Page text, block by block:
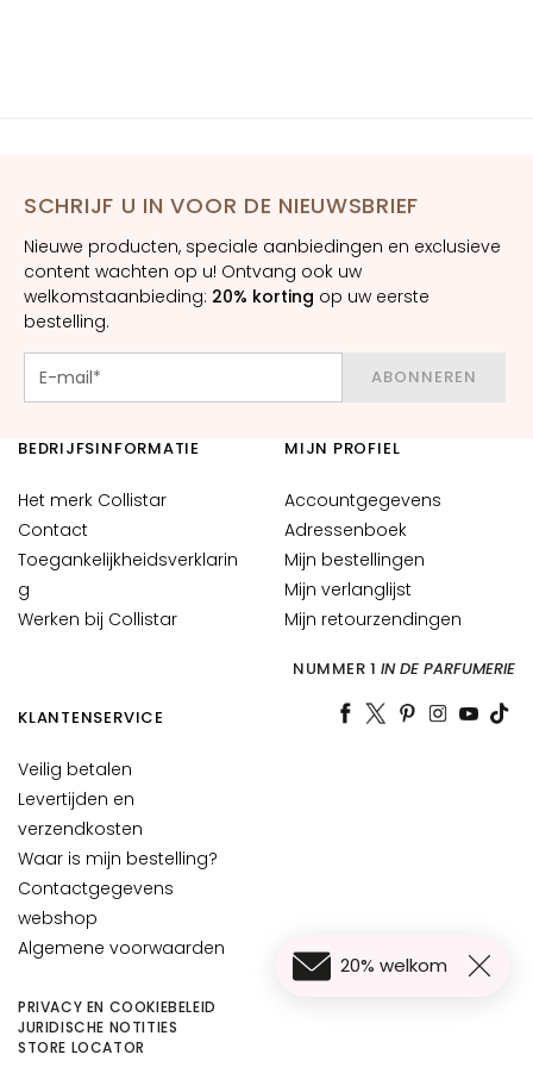
L
p
C
o
t
o
r
B
E
H
O
E
F
M
a
g
i
c
d
r
o
p
C
o
l
SCHRIJF U IN VOOR DE NIEUWSBRIEF
Nieuwe producten, speciale aanbiedingen en exclusieve
content wachten op u! Ontvang ook uw
welkomstaanbieding: 20% korting op uw eerste
bestelling.
ABONNEREN
20% welkom
BEDRIJFSINFORMATIE
Het merk Collistar
Contact
Toegankelijkheidsverklarin
g
Werken bij Collistar
KLANTENSERVICE
Veilig betalen
Levertijden en
verzendkosten
Waar is mijn bestelling?
Contactgegevens
webshop
Algemene voorwaarden
PRIVACY EN COOKIEBELEID
JURIDISCHE NOTITIES
STORE LOCATOR
MIJN PROFIEL
Accountgegevens
Adressenboek
Mijn bestellingen
Mijn verlanglijst
Mijn retourzendingen
NUMMER 1 IN DE PARFUMERIE